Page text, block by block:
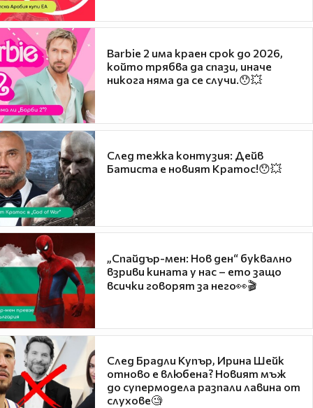
Barbie 2 има краен срок до 2026,
който трябва да спази, иначе
никога няма да се случи.😯💥
След тежка контузия: Дейв
Батиста е новият Кратос!😯💥
„Спайдър-мен: Нов ден“ буквално
взриви кината у нас – ето защо
всички говорят за него👀🎬
След Брадли Купър, Ирина Шейк
отново е влюбена? Новият мъж
до супермодела разпали лавина от
слухове🧐